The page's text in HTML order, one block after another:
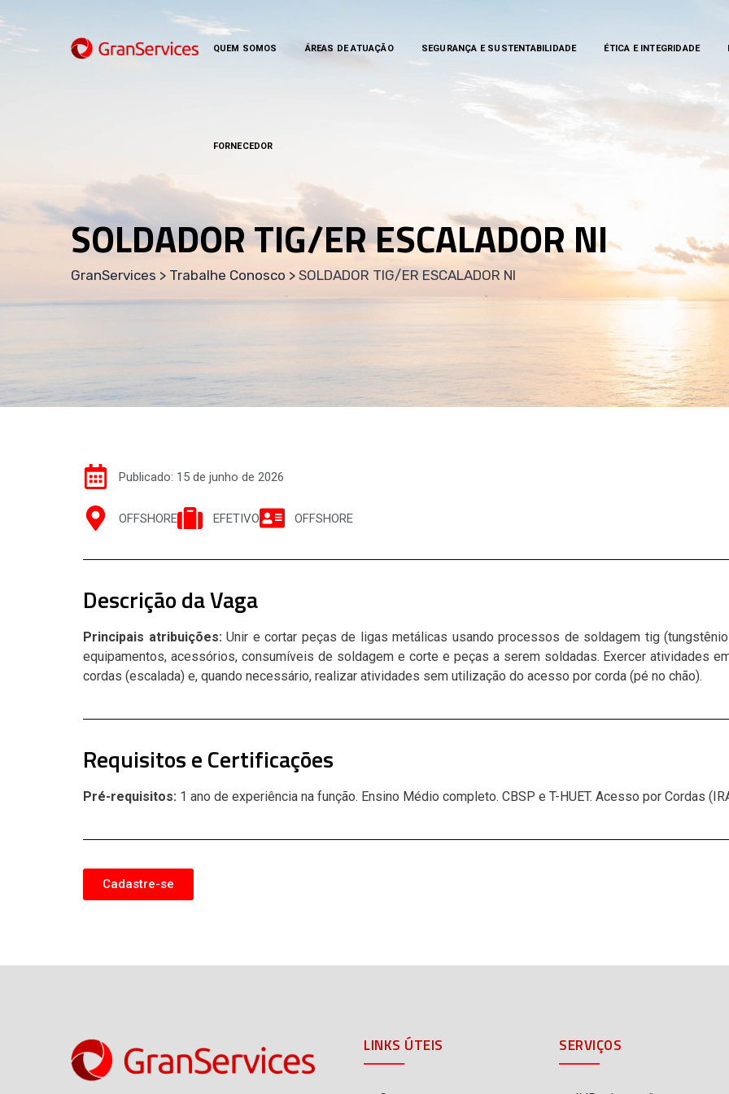
QUEM SOMOS ÁREAS DE ATUAÇÃO SEGURANÇA E SUSTENTABILIDADE ÉTICA E INTEGRIDADE
FORNECEDOR
SOLDADOR TIG/ER ESCALADOR NI
GranServices > Trabalhe Conosco > SOLDADOR TIG/ER ESCALADOR NI
Publicado: 15 de junho de 2026
OFFSHORE EFETIVO OFFSHORE
Descrição da Vaga
Principais atribuições:Unir e cortar peças de ligas metálicas usando processos de soldagem tig
equipamentos, acessórios, consumíveis de soldagem e corte e peças a serem soldadas. Exercer atividades
cordas (escalada) e, quando necessário, realizar atividades sem utilização do acesso por corda (pé no chão).
Requisitos e Certificações
Pré-requisitos: 1 ano de experiência na função. Ensino Médio completo. CBSP e T-HUET. Acesso por Cordas (
Cadastre-se
LINKS ÚTEIS SERVIÇOS